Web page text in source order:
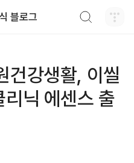
블로그
건강생활, 이씰
닉 에센스 출